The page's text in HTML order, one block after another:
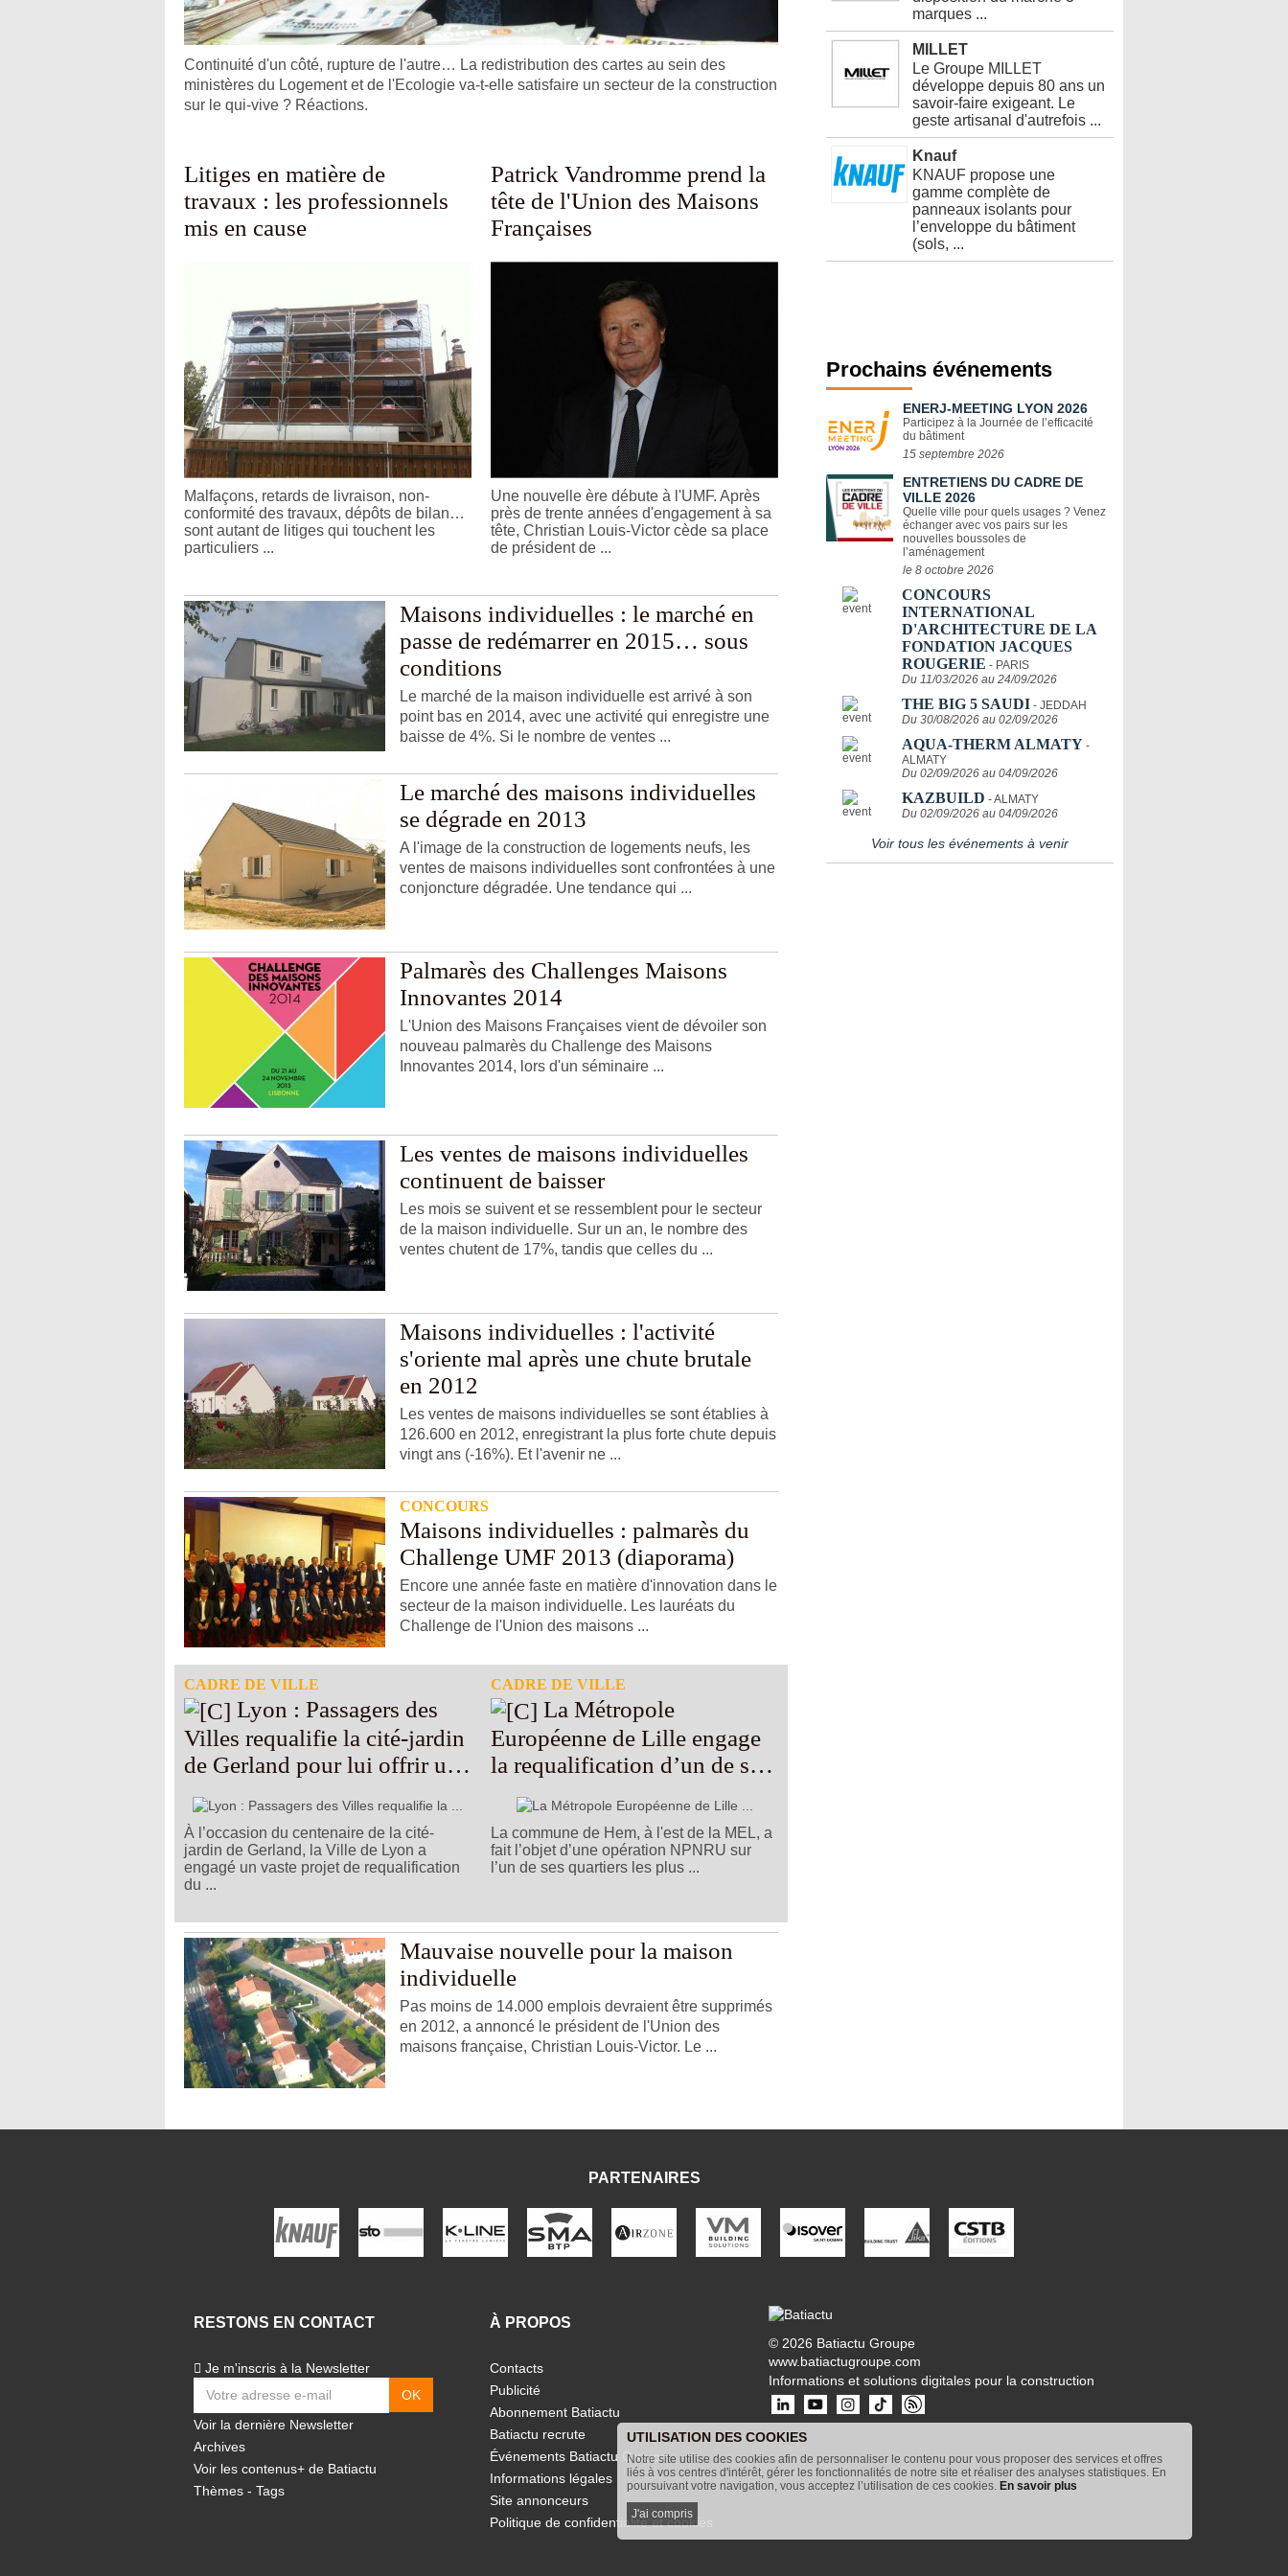
Continuité d'un côté, rupture de l'autre… La redistribution des cartes au sein des
ministères du Logement et de l'Ecologie va-t-elle satisfaire un secteur de la construction
sur le qui-vive ? Réactions.
Litiges en matière de
travaux : les professionnels
mis en cause
Malfaçons, retards de livraison, non-
conformité des travaux, dépôts de bilan…
sont autant de litiges qui touchent les
particuliers ...
Patrick Vandromme prend la
tête de l'Union des Maisons
Françaises
Une nouvelle ère débute à l'UMF. Après
près de trente années d'engagement à sa
tête, Christian Louis-Victor cède sa place
de président de ...
Maisons individuelles : le marché en
passe de redémarrer en 2015… sous
conditions
Le marché de la maison individuelle est arrivé à son
point bas en 2014, avec une activité qui enregistre une
baisse de 4%. Si le nombre de ventes ...
Le marché des maisons individuelles
se dégrade en 2013
A l'image de la construction de logements neufs, les
ventes de maisons individuelles sont confrontées à une
conjoncture dégradée. Une tendance qui ...
Palmarès des Challenges Maisons
Innovantes 2014
L'Union des Maisons Françaises vient de dévoiler son
nouveau palmarès du Challenge des Maisons
Innovantes 2014, lors d'un séminaire ...
Les ventes de maisons individuelles
continuent de baisser
Les mois se suivent et se ressemblent pour le secteur
de la maison individuelle. Sur un an, le nombre des
ventes chutent de 17%, tandis que celles du ...
Maisons individuelles : l'activité
s'oriente mal après une chute brutale
en 2012
Les ventes de maisons individuelles se sont établies à
126.600 en 2012, enregistrant la plus forte chute depuis
vingt ans (-16%). Et l'avenir ne ...
CONCOURS
Maisons individuelles : palmarès du
Challenge UMF 2013 (diaporama)
Encore une année faste en matière d'innovation dans le
secteur de la maison individuelle. Les lauréats du
Challenge de l'Union des maisons ...
CADRE DE VILLE
Villes requalifie la cité-jardin
de Gerland pour lui offrir un
nouveau parc
À l’occasion du centenaire de la cité-
jardin de Gerland, la Ville de Lyon a
engagé un vaste projet de requalification
du ...
CADRE DE VILLE
Européenne de Lille engage
la requalification d’un de ses
quartiers les plus pauvres
La commune de Hem, à l'est de la MEL, a
fait l’objet d’une opération NPNRU sur
l’un de ses quartiers les plus ...
Mauvaise nouvelle pour la maison
individuelle
Pas moins de 14.000 emplois devraient être supprimés
en 2012, a annoncé le président de l'Union des
maisons française, Christian Louis-Victor. Le ...
marques ...
MILLET
Le Groupe MILLET
développe depuis 80 ans un
savoir-faire exigeant. Le
geste artisanal d'autrefois ...
Knauf
KNAUF propose une
gamme complète de
panneaux isolants pour
l’enveloppe du bâtiment
(sols, ...
Prochains événements
ENERJ-MEETING LYON 2026
Participez à la Journée de l’efficacité
du bâtiment
15 septembre 2026
ENTRETIENS DU CADRE DE
VILLE 2026
Quelle ville pour quels usages ? Venez
échanger avec vos pairs sur les
nouvelles boussoles de
l’aménagement
le 8 octobre 2026
CONCOURS
INTERNATIONAL
D'ARCHITECTURE DE LA
FONDATION JACQUES
ROUGERIE - PARIS
Du 11/03/2026 au 24/09/2026
THE BIG 5 SAUDI - JEDDAH
Du 30/08/2026 au 02/09/2026
AQUA-THERM ALMATY -
ALMATY
Du 02/09/2026 au 04/09/2026
KAZBUILD - ALMATY
Du 02/09/2026 au 04/09/2026
Voir tous les événements à venir
PARTENAIRES
RESTONS EN CONTACT
Je m'inscris à la Newsletter
Voir la dernière Newsletter
Archives
Voir les contenus+ de Batiactu
Thèmes - Tags
À PROPOS
Contacts
Publicité
Abonnement Batiactu
Batiactu recrute
Événements Batiactu Groupe
Informations légales
Site annonceurs
Politique de confidentialité et cookies
© 2026 Batiactu Groupe
www.batiactugroupe.com
Informations et solutions digitales pour la construction
UTILISATION DES COOKIES
Notre site utilise des cookies afin de personnaliser le contenu pour vous proposer des services et offres
liés à vos centres d'intérêt, gérer les fonctionnalités de notre site et réaliser des analyses statistiques. En
poursuivant votre navigation, vous acceptez l’utilisation de ces cookies. En savoir plus
J'ai compris